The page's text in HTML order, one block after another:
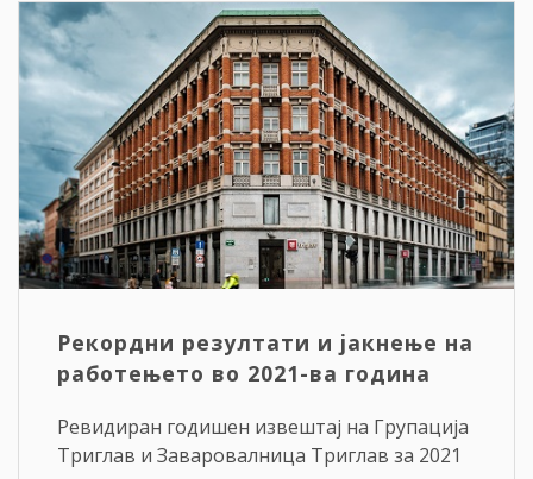
Рекордни резултати и јакнење на
работењето во 2021-ва година
Ревидиран годишен извештај на Групација
Триглав и Заваровалница Триглав за 2021